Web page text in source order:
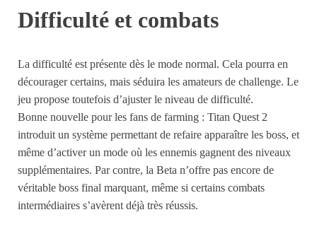
Difficulté et combats
La difficulté est présente dès le mode normal. Cela pourra en
décourager certains, mais séduira les amateurs de challenge. Le
jeu propose toutefois d’ajuster le niveau de difficulté.
Bonne nouvelle pour les fans de farming : Titan Quest 2
introduit un système permettant de refaire apparaître les boss, et
même d’activer un mode où les ennemis gagnent des niveaux
supplémentaires. Par contre, la Beta n’offre pas encore de
véritable boss final marquant, même si certains combats
intermédiaires s’avèrent déjà très réussis.